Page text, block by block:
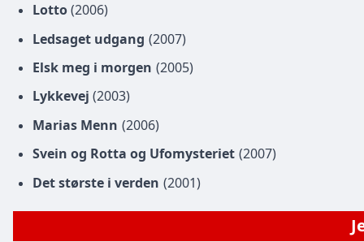
Lotto (2006)
Ledsaget udgang (2007)
Elsk meg i morgen (2005)
Lykkevej (2003)
Marias Menn (2006)
Svein og Rotta og Ufomysteriet (2007)
Det største i verden (2001)